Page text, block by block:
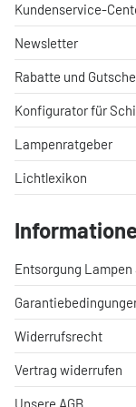
Kundenservice-
Newsletter
Rabatte und
Konfigurator für
Lampenratgeber
Lichtlexikon
Entsorgung
Widerrufsrecht
Vertrag widerrufen